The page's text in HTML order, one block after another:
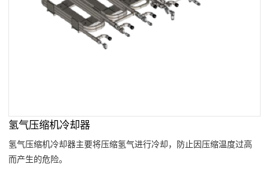
氢气压缩机冷却器
氢气压缩机冷却器主要将压缩氢气进行冷却，防止因压缩温度过高
而产生的危险。